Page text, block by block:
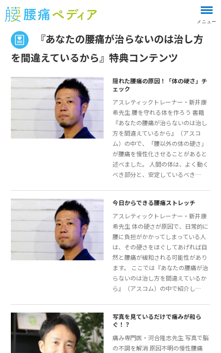
メニュー
『あなたの腰痛が治らないのは治し方
を間違えているから』特典コンテンツ
隠れた腰痛の原因！「体の硬さ」チ
ェック
アスレティックトレーナー・新井康
希先生 腰を守れる体を作ろう 書籍
『あなたの腰痛が治らないのは治し
方を間違えているから』（アスコ
ム）の中で、「腰以外の体の硬さ」
が腰痛を慢性化させることがあると
述べました。 人間の体は、よく動く
べき部分と、安定しているべき…
今日からできる腰痛ストレッチ
アスレティックトレーナー・新井康
希先生 体の硬さが原因で、日常的に
腰に負担がかかってしまっている人
は、その硬さをほぐしてあげれば自
然と腰痛が緩和される可能性があり
ます。 ここでは『あなたの腰痛が治
らないのは治し方を間違えているか
ら』（アスコム）の中で紹介し…
写真を見ているだけで痛みが和ら
ぐ！？
痛み専門医・河合隆志先生 写真で脳
の不調を解消 原因不明の慢性腰痛